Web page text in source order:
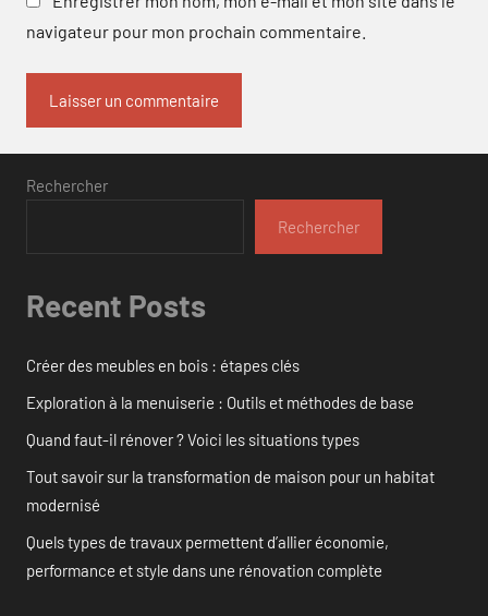
navigateur pour mon prochain commentaire.
Rechercher
Rechercher
Recent Posts
Créer des meubles en bois : étapes clés
Exploration à la menuiserie : Outils et méthodes de base
Quand faut-il rénover ? Voici les situations types
Tout savoir sur la transformation de maison pour un habitat
modernisé
Quels types de travaux permettent d’allier économie,
performance et style dans une rénovation complète